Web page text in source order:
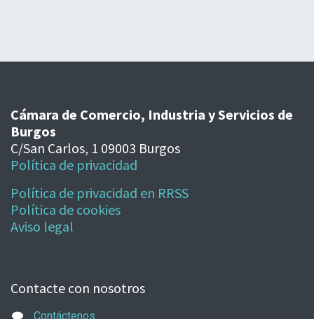
Cámara de Comercio, Industria y Servicios de
Burgos
C/San Carlos, 1 09003 Burgos
Política de privacidad
Política de privacidad en RRSS
Política de cookies
Aviso legal
Contacte con nosotros
Contáctenos